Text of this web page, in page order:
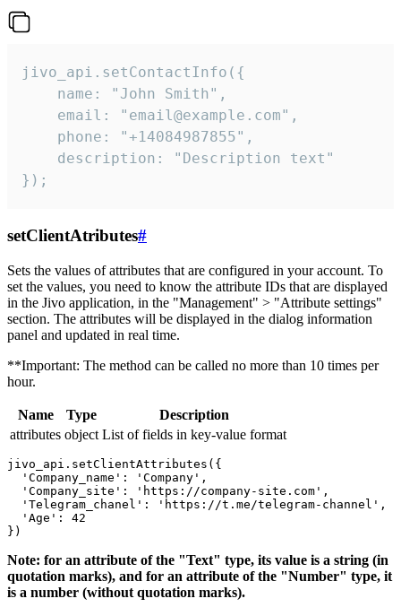
jivo_api.setContactInfo({
    name: "John Smith",
    email: "email@example.com",
    phone: "+14084987855",
    description: "Description text"
});
setClientAtributes#
Sets the values ​​of attributes that are configured in your account. To
set the values, you need to know the attribute IDs that are displayed
in the Jivo application, in the "Management" > "Attribute settings"
section. The attributes will be displayed in the dialog information
panel and updated in real time.
**Important: The method can be called no more than 10 times per
hour.
Name Type
Description
attributes object List of fields in key-value format
jivo_api.setClientAttributes({
  'Company_name': 'Company',
  'Company_site': 'https://company-site.com',
  'Telegram_chanel': 'https://t.me/telegram-channel',
  'Age': 42
Note: for an attribute of the "Text" type, its value is a string (in
quotation marks), and for an attribute of the "Number" type, it
is a number (without quotation marks).